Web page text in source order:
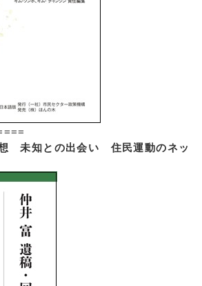
想 未知との出会い 住民運動のネッ